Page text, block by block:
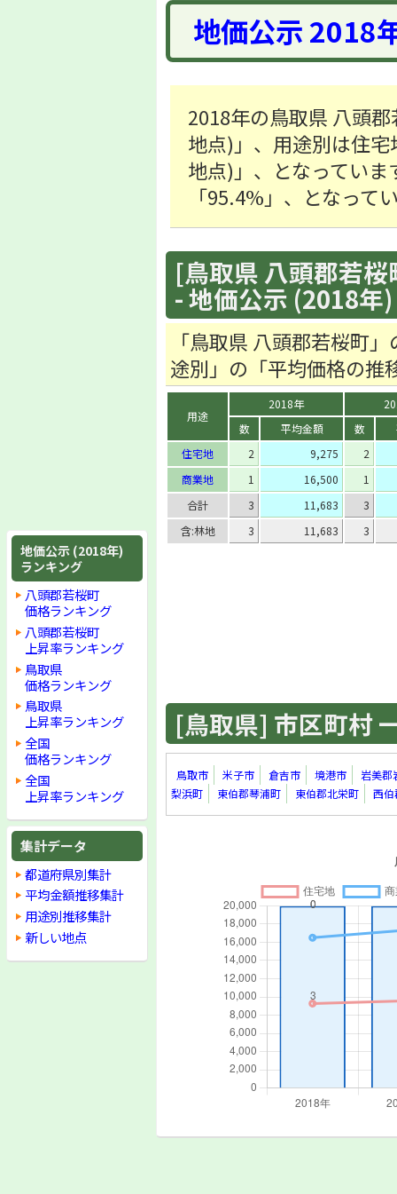
地価公示 (2018年)
ランキング
八頭郡若桜町
価格ランキング
八頭郡若桜町
上昇率ランキング
鳥取県
価格ランキング
鳥取県
上昇率ランキング
全国
価格ランキング
全国
上昇率ランキング
集計データ
都道府県別集計
平均金額推移集計
用途別推移集計
新しい地点
地価公示 2018
2018年の鳥取県 八頭
地点)」、用途別は住
地点)」、となってい
「95.4%」、となって
[鳥取県 八頭郡若
- 地価公示 (2018年)
「鳥取県 八頭郡若桜町
途別」の「平均価格の推
用途
2018年
数
平均金額 数
住宅地
2 9,275
2
商業地
1 16,500
1
合計
3 11,683
3
含:林地
3 11,683 3
[鳥取県] 市区町村
鳥取市 米子市 倉吉市 境港市
岩美郡
梨浜町
東伯郡琴浦町 東伯郡北栄町 西伯